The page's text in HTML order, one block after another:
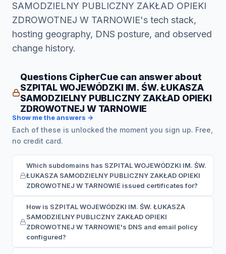
SAMODZIELNY PUBLICZNY ZAKŁAD OPIEKI
ZDROWOTNEJ W TARNOWIE's tech stack,
hosting geography, DNS posture, and observed
change history.
Questions CipherCue can answer about
SZPITAL WOJEWÓDZKI IM. ŚW. ŁUKASZA
SAMODZIELNY PUBLICZNY ZAKŁAD OPIEKI
ZDROWOTNEJ W TARNOWIE
Show me the answers →
Each of these is unlocked the moment you sign up. Free,
no credit card.
Which subdomains has SZPITAL WOJEWÓDZKI IM. ŚW.
ŁUKASZA SAMODZIELNY PUBLICZNY ZAKŁAD OPIEKI
ZDROWOTNEJ W TARNOWIE issued certificates for?
How is SZPITAL WOJEWÓDZKI IM. ŚW. ŁUKASZA
SAMODZIELNY PUBLICZNY ZAKŁAD OPIEKI
ZDROWOTNEJ W TARNOWIE's DNS and email policy
configured?